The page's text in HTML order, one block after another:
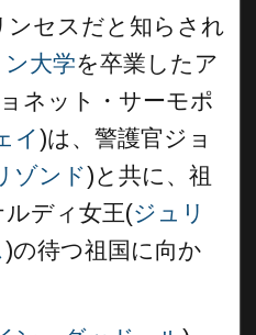
セスだと知らされ
大学を卒業したア
ネット・サーモポ
イ)は、警護官ジョ
ゾンド)と共に、祖
ディ女王(ジュリ
)の待つ祖国に向か